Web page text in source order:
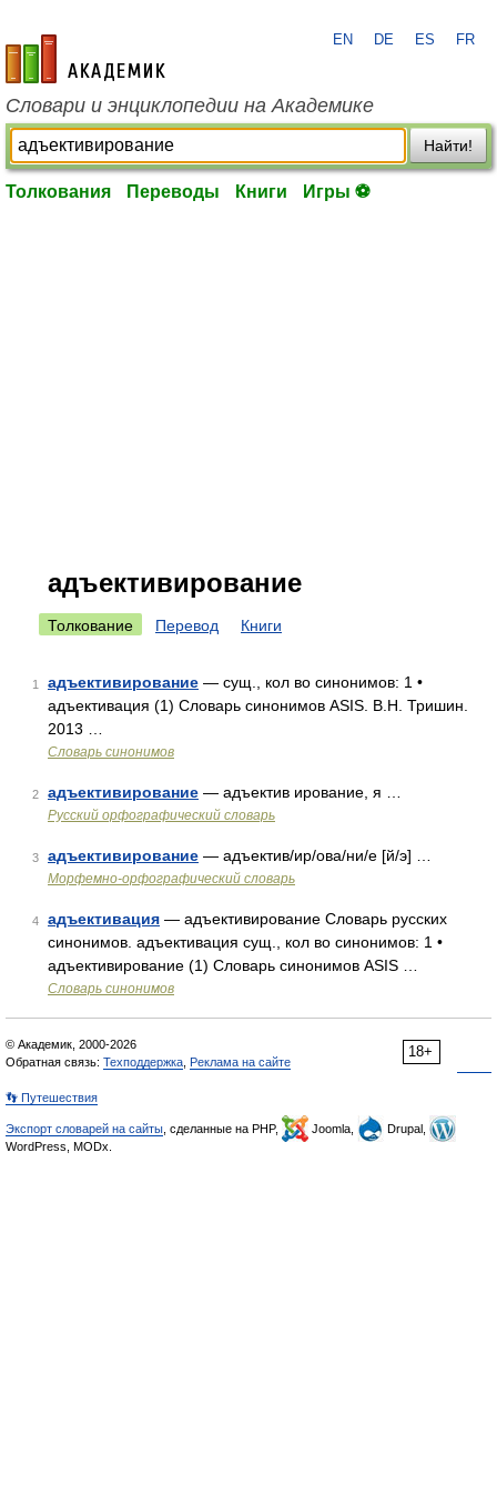
academic.ru
EN DE ES FR
Словари и энциклопедии на Академике
Найти!
Толкования Переводы Книги Игры ⚽
адъективирование
Толкование Перевод Книги
1 адъективирование — сущ., кол во синонимов: 1 •
адъективация (1) Словарь синонимов ASIS. В.Н. Тришин.
2013 …
Словарь синонимов
2 адъективирование — адъектив ирование, я …
Русский орфографический словарь
3 адъективирование — адъектив/ир/ова/ни/е [й/э] …
Морфемно-орфографический словарь
4 адъективация — адъективирование Словарь русских
синонимов. адъективация сущ., кол во синонимов: 1 •
адъективирование (1) Словарь синонимов ASIS …
Словарь синонимов
18+
© Академик, 2000-2026
Обратная связь: Техподдержка Реклама на сайте
👣 Путешествия
Экспорт словарей на сайты , сделанные на PHP, Joomla,
Drupal,
WordPress, MODx.